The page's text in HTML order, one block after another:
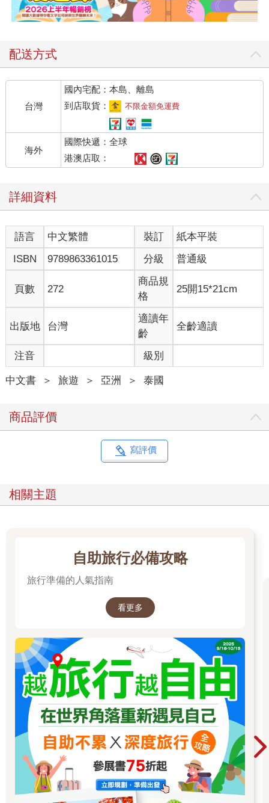
配送方式
台灣
國內宅配：本島、離島
到店取貨：
不限金額免運費
海外
國際快遞：全球
港澳店取：
詳細資料
語言 中文繁體 裝訂
紙本平裝
ISBN
9789863361015 分級 普通級
頁數 272
商品規
格
25開15*21cm
出版地 台灣
適讀年
齡
全齡適讀
注音 級別
中文書 ＞ 旅遊 ＞ 亞洲 ＞ 泰國
商品評價
寫評價
相關主題
自助旅行必備攻略
旅行準備的人氣指南
看更多